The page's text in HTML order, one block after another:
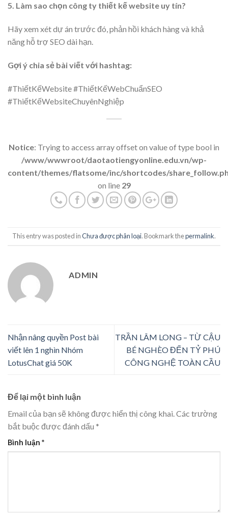
5. Làm sao chọn công ty thiết kế website uy tín?
Hãy xem xét dự án trước đó, phản hồi khách hàng và khả
năng hỗ trợ SEO dài hạn.
Gợi ý chia sẻ bài viết với hashtag:
#ThiếtKếWebsite #ThiếtKếWebChuẩnSEO
#ThiếtKếWebsiteChuyênNghiệp
Notice: Trying to access array offset on value of type bool in
/www/wwwroot/daotaotiengyonline.edu.vn/wp-
content/themes/flatsome/inc/shortcodes/
on line 29
This entry was posted inChưa được phân loại. Bookmark thepermalink.
ADMIN
Nhận nâng quyền Post bài
viết lên 1 nghìn Nhóm
LotusChat giá 50K
TRẦN LÂM LONG – TỪ CẬU
BÉ NGHÈO ĐẾN TỶ PHÚ
CÔNG NGHỆ TOÀN CẦU
Để lại một bình luận
Email của bạn sẽ không được hiển thị công khai.Các trường
bắt buộc được đánh dấu *
Bình luận *